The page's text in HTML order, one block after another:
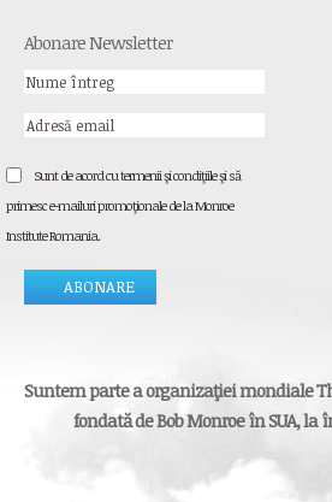
Abonare Newsletter
Sunt de acord cu termenii şi condiţiile şi să
primesc e-mailuri promoţionale de la Monroe
Institute Romania.
Suntem parte a organizaţiei mondiale
fondată de Bob Monroe în SUA,